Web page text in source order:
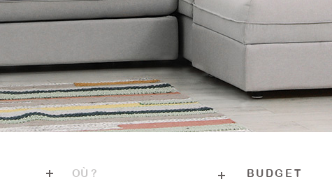
BUDGET